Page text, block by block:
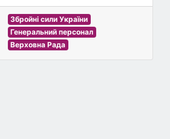
Збройні сили України
Генеральний персонал
Верховна Рада